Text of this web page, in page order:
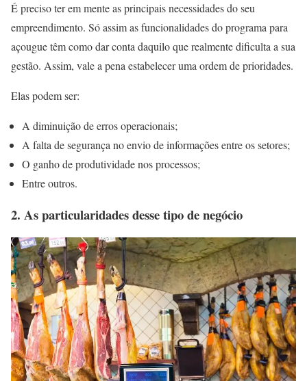
É preciso ter em mente as principais necessidades do seu
empreendimento. Só assim as funcionalidades do programa para
açougue têm como dar conta daquilo que realmente dificulta a sua
gestão. Assim, vale a pena estabelecer uma ordem de prioridades.
Elas podem ser:
A diminuição de erros operacionais;
A falta de segurança no envio de informações entre os setores;
O ganho de produtividade nos processos;
Entre outros.
2. As particularidades desse tipo de negócio